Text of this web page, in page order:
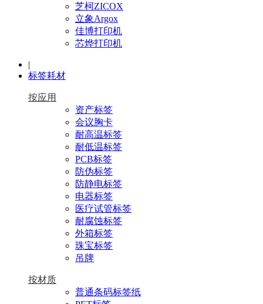
芝柯ZICOX
立象Argox
佳博打印机
芯烨打印机
|
标签耗材
按应用
资产标签
会议胸卡
耐高温标签
耐低温标签
PCB标签
防伪标签
防静电标签
电器标签
医疗试管标签
耐腐蚀标签
外箱标签
珠宝标签
吊牌
按材质
普通条码标签纸